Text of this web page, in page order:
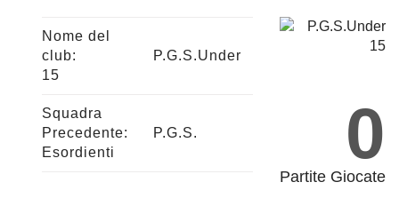
Nome del
club:
P.G.S.Under
15
Squadra
Precedente:
P.G.S.
Esordienti
0
Partite Giocate